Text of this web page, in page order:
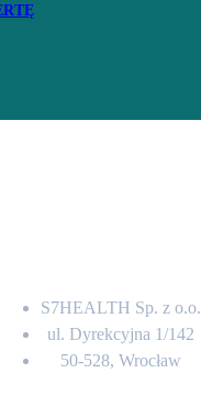
S7HEALTH Sp. z o.o.
ul. Dyrekcyjna 1/142
50-528, Wrocław